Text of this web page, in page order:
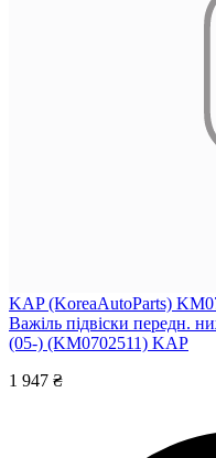
KAP (KoreaAutoParts)
Важіль підвіски передн.
(05-) (KM0702511) KAP
1 947 ₴